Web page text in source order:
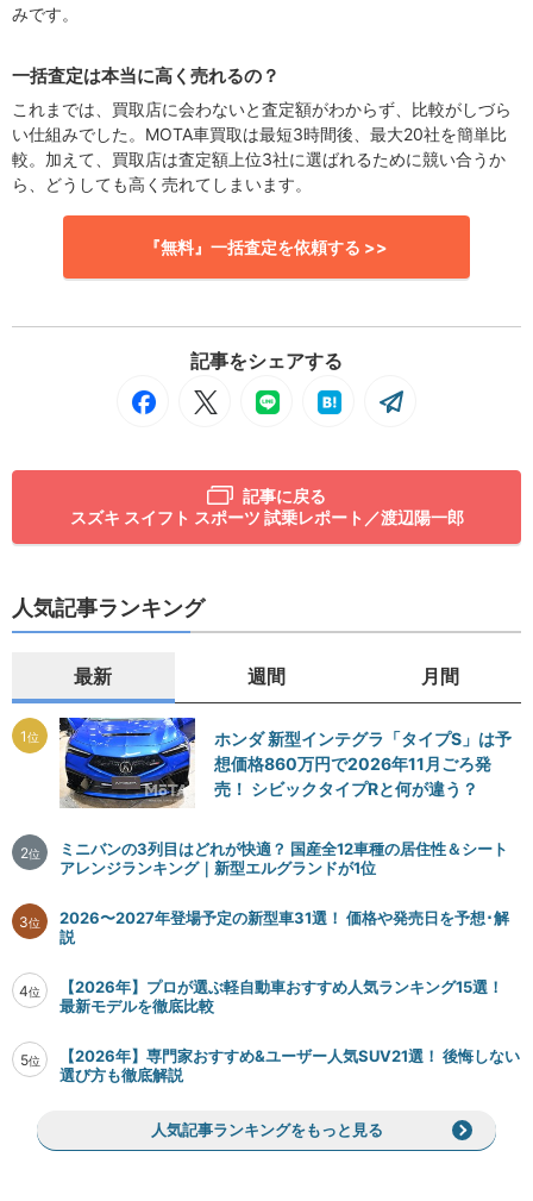
みです。
一括査定は本当に高く売れるの？
これまでは、買取店に会わないと査定額がわからず、比較がしづら
い仕組みでした。MOTA車買取は最短3時間後、最大20社を簡単比
較。加えて、買取店は査定額上位3社に選ばれるために競い合うか
ら、どうしても高く売れてしまいます。
『無料』一括査定を依頼する >>
記事をシェアする
記事に戻る
スズキ スイフト スポーツ 試乗レポート／渡辺陽一郎
人気記事ランキング
最新 週間 月間
1位
ホンダ 新型インテグラ「タイプS」は予
想価格860万円で2026年11月ごろ発
売！ シビックタイプRと何が違う？
2位
ミニバンの3列目はどれが快適？ 国産全12車種の居住性＆シート
アレンジランキング｜新型エルグランドが1位
3位
2026〜2027年登場予定の新型車31選！ 価格や発売日を予想･解
説
4位
【2026年】プロが選ぶ軽自動車おすすめ人気ランキング15選！
最新モデルを徹底比較
5位
【2026年】専門家おすすめ&ユーザー人気SUV21選！ 後悔しない
選び方も徹底解説
人気記事ランキングをもっと見る